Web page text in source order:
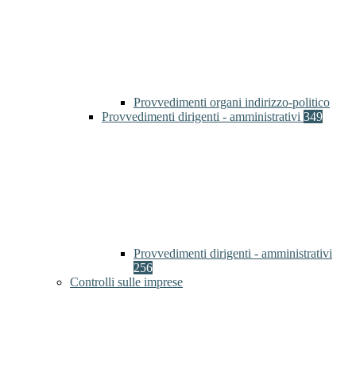
Provvedimenti organi indirizzo-politico
Provvedimenti dirigenti - amministrativi 349
Provvedimenti dirigenti - amministrativi
256
Controlli sulle imprese